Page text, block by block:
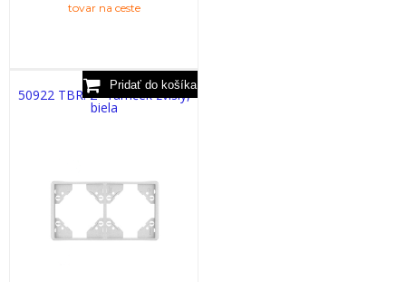
tovar na ceste
50922 TBR: 2 - rámček zvislý,
biela